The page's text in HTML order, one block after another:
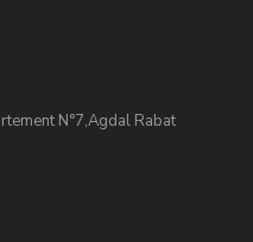
N°7,Agdal Rabat